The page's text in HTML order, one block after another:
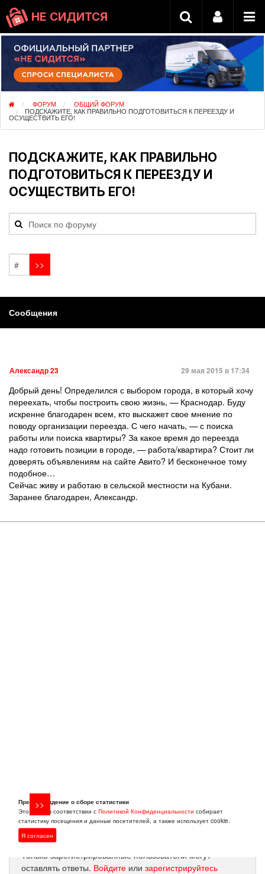
НЕ СИДИТСЯ
ФОРУМ ОБЩИЙ ФОРУМ
ПОДСКАЖИТЕ, КАК ПРАВИЛЬНО ПОДГОТОВИТЬСЯ К ПЕРЕЕЗДУ И
ОСУЩЕСТВИТЬ ЕГО!
ПОДСКАЖИТЕ, КАК ПРАВИЛЬНО
ПОДГОТОВИТЬСЯ К ПЕРЕЕЗДУ И
ОСУЩЕСТВИТЬ ЕГО!
Сообщения
Александр 23 29 мая 2015 в 17:34
Добрый день! Определился с выбором города, в который хочу
переехать, чтобы построить свою жизнь, — Краснодар. Буду
искренне благодарен всем, кто выскажет свое мнение по
поводу организации переезда. С чего начать, — с поиска
работы или поиска квартиры? За какое время до переезда
надо готовить позиции в городе, — работа/квартира? Стоит ли
доверять объявлениям на сайте Авито? И бесконечное тому
подобное…
Сейчас живу и работаю в сельской местности на Кубани.
Заранее благодарен, Александр.
Только зарегистрированные пользователи могут
оставлять ответы. Войдите или зарегистрируйтесь
Предупреждение о сборе статистики
Этот сайт в соответствии сПолитикой Конфиденциальности собирает
статистику посещения и данные посетителей, а также использует cookie.
Я согласен